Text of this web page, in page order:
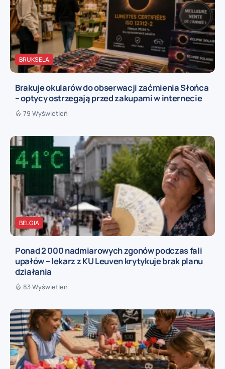
BRUKSELA
Brakuje okularów do obserwacji zaćmienia Słońca
– optycy ostrzegają przed zakupami w internecie
79 Wyświetleń
BELGIA
Ponad 2 000 nadmiarowych zgonów podczas fali
upałów – lekarz z KU Leuven krytykuje brak planu
działania
83 Wyświetleń